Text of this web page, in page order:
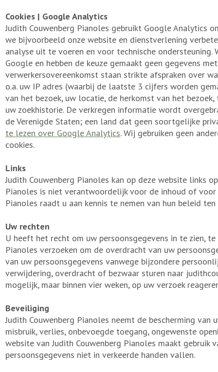
Cookies | Google Analytics
Judith Couwenberg Pianoles gebruikt Google Analytics
we bijvoorbeeld onze website en dienstverlening
analyse uit te voeren en voor technische
Google en hebben de keuze gemaakt geen gegevens
verwerkersovereenkomst staan strikte afspraken over
o.a. uw IP adres (waarbij de laatste 3 cijfers worden
van het bezoek, uw locatie, de herkomst van het
uw zoekhistorie. De verkregen informatie wordt
de Verenigde Staten; een land dat geen soortgelijke
te lezen over Google Analytics. Wij gebruiken geen
cookies.
Links
Judith Couwenberg Pianoles kan op deze website links
Pianoles is niet verantwoordelijk voor de inhoud of
Pianoles raadt u aan kennis te nemen van hun beleid
Uw rechten
U heeft het recht om uw persoonsgegevens in te zien,
Pianoles verzoeken om de overdracht van uw
van uw persoonsgegevens vanwege bijzondere
verwijdering, overdracht of bezwaar sturen naar
mogelijk, maar binnen vier weken, op uw verzoek
Beveiliging
Judith Couwenberg Pianoles neemt de bescherming
misbruik, verlies, onbevoegde toegang, ongewenste
website van Judith Couwenberg Pianoles maakt
persoonsgegevens niet in verkeerde handen vallen.